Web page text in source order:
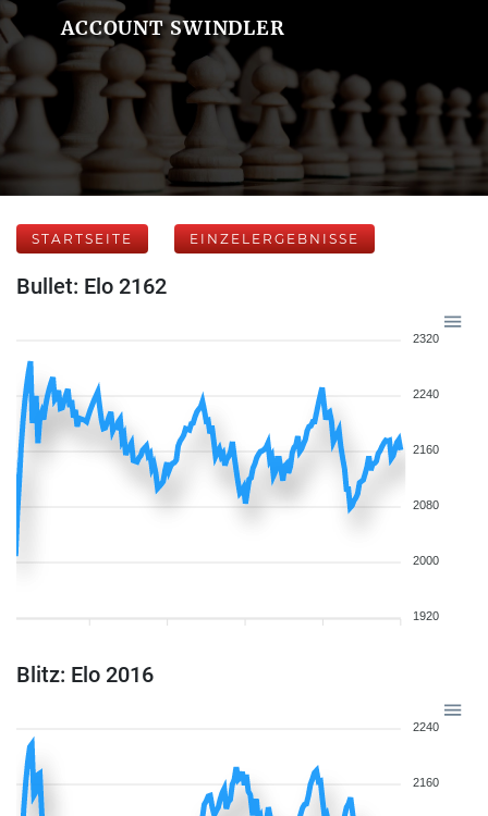
ACCOUNT SWINDLER
STARTSEITE EINZELERGEBNISSE
Bullet: Elo 2162
2320
2240
2160
2080
2000
1920
Blitz: Elo 2016
2240
2160